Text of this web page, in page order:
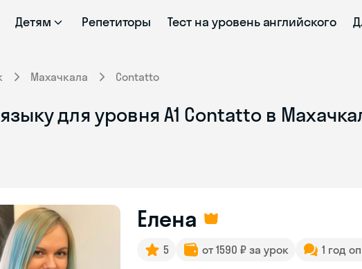
Детям Репетиторы Тест на уровень английского
Махачкала Contatto
для уровня А1 Contatto в
Елена
5 от 1590 ₽ за урок 1 год